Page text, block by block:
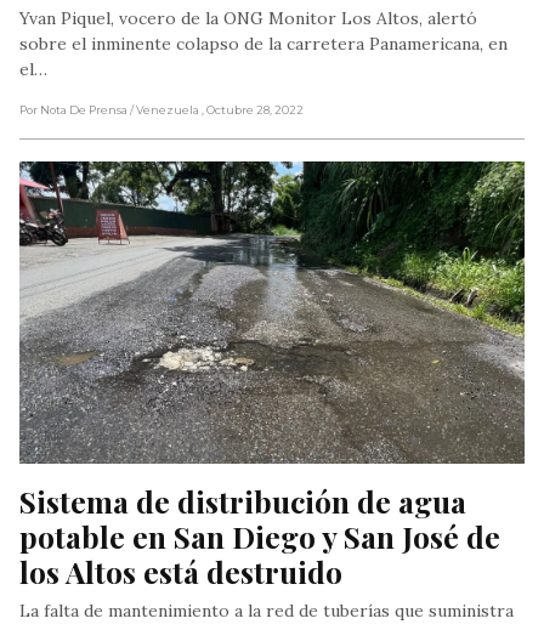
Yvan Piquel, vocero de la ONG Monitor Los Altos, alertó
sobre el inminente colapso de la carretera Panamericana, en
el…
Por Nota De Prensa / Venezuela , Octubre 28, 2022
Sistema de distribución de agua
potable en San Diego y San José de
los Altos está destruido
La falta de mantenimiento a la red de tuberías que suministra